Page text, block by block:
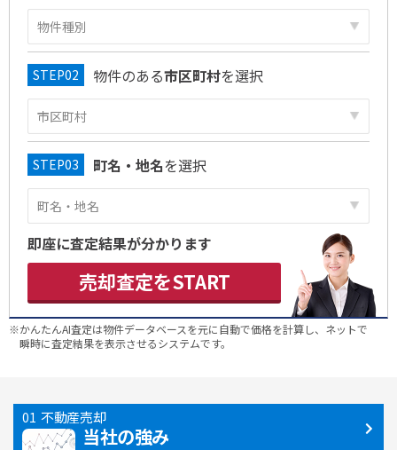
物件のある市区町村を選択
町名・地名を選択
即座に査定結果が分かります
売却査定をSTART
※かんたんAI査定は物件データベースを元に自動で価格を計算し、ネットで
瞬時に査定結果を表示させるシステムです。
不動産売却
当社の強み